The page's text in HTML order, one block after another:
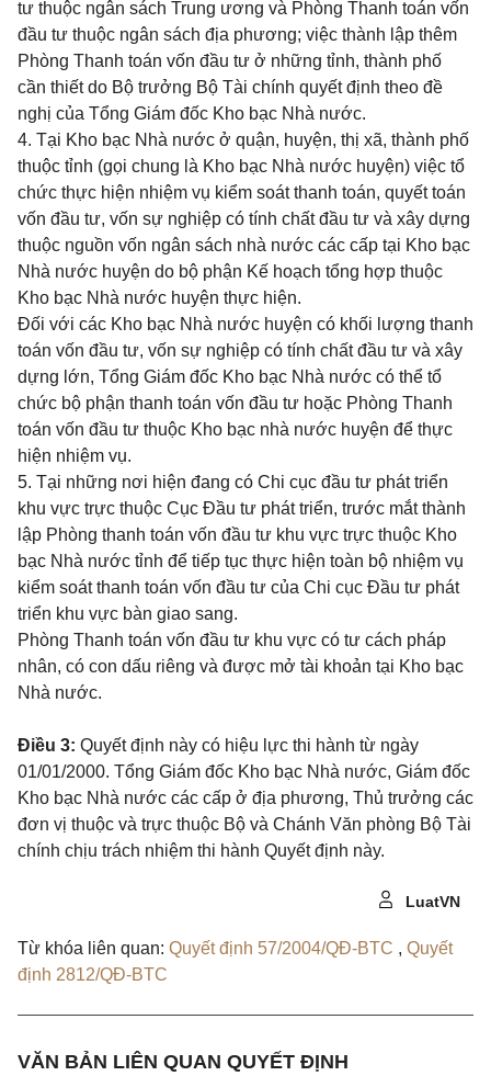
tư thuộc ngân sách Trung ương và Phòng Thanh toán vốn
đầu tư thuộc ngân sách địa phương; việc thành lập thêm
Phòng Thanh toán vốn đầu tư ở những tỉnh, thành phố
cần thiết do Bộ trưởng Bộ Tài chính quyết định theo đề
nghị của Tổng Giám đốc Kho bạc Nhà nước.
4. Tại Kho bạc Nhà nước ở quận, huyện, thị xã, thành phố
thuộc tỉnh (gọi chung là Kho bạc Nhà nước huyện) việc tổ
chức thực hiện nhiệm vụ kiểm soát thanh toán, quyết toán
vốn đầu tư, vốn sự nghiệp có tính chất đầu tư và xây dựng
thuộc nguồn vốn ngân sách nhà nước các cấp tại Kho bạc
Nhà nước huyện do bộ phận Kế hoạch tổng hợp thuộc
Kho bạc Nhà nước huyện thực hiện.
Đối với các Kho bạc Nhà nước huyện có khối lượng thanh
toán vốn đầu tư, vốn sự nghiệp có tính chất đầu tư và xây
dựng lớn, Tổng Giám đốc Kho bạc Nhà nước có thể tổ
chức bộ phận thanh toán vốn đầu tư hoặc Phòng Thanh
toán vốn đầu tư thuộc Kho bạc nhà nước huyện để thực
hiện nhiệm vụ.
5. Tại những nơi hiện đang có Chi cục đầu tư phát triển
khu vực trực thuộc Cục Đầu tư phát triển, trước mắt thành
lập Phòng thanh toán vốn đầu tư khu vực trực thuộc Kho
bạc Nhà nước tỉnh để tiếp tục thực hiện toàn bộ nhiệm vụ
kiểm soát thanh toán vốn đầu tư của Chi cục Đầu tư phát
triển khu vực bàn giao sang.
Phòng Thanh toán vốn đầu tư khu vực có tư cách pháp
nhân, có con dấu riêng và được mở tài khoản tại Kho bạc
Nhà nước.
Điều 3: Quyết định này có hiệu lực thi hành từ ngày
01/01/2000. Tổng Giám đốc Kho bạc Nhà nước, Giám đốc
Kho bạc Nhà nước các cấp ở địa phương, Thủ trưởng các
đơn vị thuộc và trực thuộc Bộ và Chánh Văn phòng Bộ Tài
chính chịu trách nhiệm thi hành Quyết định này.
LuatVN
Từ khóa liên quan: Quyết định 57/2004/QĐ-BTC , Quyết
định 2812/QĐ-BTC
VĂN BẢN LIÊN QUAN QUYẾT ĐỊNH